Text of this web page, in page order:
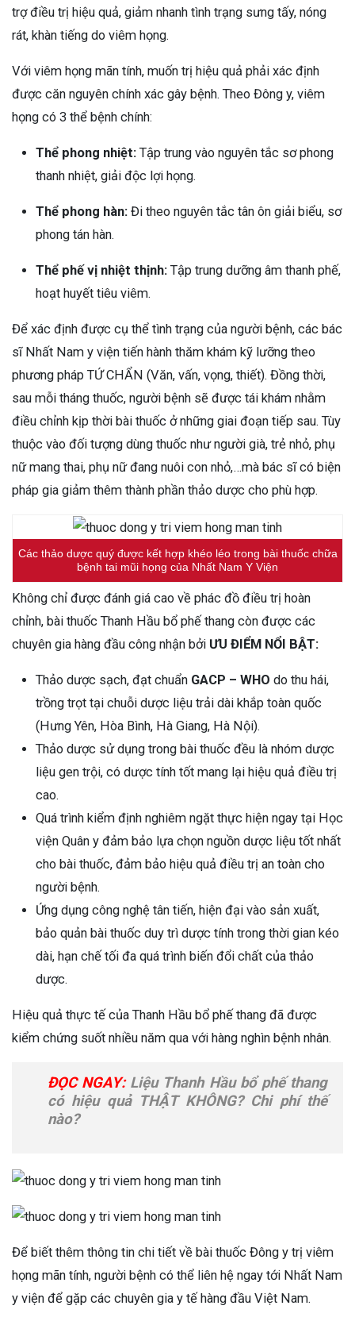
trợ điều trị hiệu quả, giảm nhanh tình trạng sưng tấy, nóng
rát, khàn tiếng do viêm họng.
Với viêm họng mãn tính, muốn trị hiệu quả phải xác định
được căn nguyên chính xác gây bệnh. Theo Đông y, viêm
họng có 3 thể bệnh chính:
Thể phong nhiệt: Tập trung vào nguyên tắc sơ phong
thanh nhiệt, giải độc lợi họng.
Thể phong hàn: Đi theo nguyên tắc tân ôn giải biểu, sơ
phong tán hàn.
Thể phế vị nhiệt thịnh: Tập trung dưỡng âm thanh phế,
hoạt huyết tiêu viêm.
Để xác định được cụ thể tình trạng của người bệnh, các bác
sĩ Nhất Nam y viện tiến hành thăm khám kỹ lưỡng theo
phương pháp TỨ CHẨN (Văn, vấn, vọng, thiết). Đồng thời,
sau mỗi tháng thuốc, người bệnh sẽ được tái khám nhằm
điều chỉnh kịp thời bài thuốc ở những giai đoạn tiếp sau. Tùy
thuộc vào đối tượng dùng thuốc như người già, trẻ nhỏ, phụ
nữ mang thai, phụ nữ đang nuôi con nhỏ,…mà bác sĩ có biện
pháp gia giảm thêm thành phần thảo dược cho phù hợp.
Các thảo dược quý được kết hợp khéo léo trong bài thuốc chữa
bệnh tai mũi họng của Nhất Nam Y Viện
Không chỉ được đánh giá cao về phác đồ điều trị hoàn
chỉnh, bài thuốc Thanh Hầu bổ phế thang còn được các
chuyên gia hàng đầu công nhận bởi ƯU ĐIỂM NỔI BẬT:
Thảo dược sạch, đạt chuẩn GACP – WHO do thu hái,
trồng trọt tại chuỗi dược liệu trải dài khắp toàn quốc
(Hưng Yên, Hòa Bình, Hà Giang, Hà Nội).
Thảo dược sử dụng trong bài thuốc đều là nhóm dược
liệu gen trội, có dược tính tốt mang lại hiệu quả điều trị
cao.
Quá trình kiểm định nghiêm ngặt thực hiện ngay tại Học
viện Quân y đảm bảo lựa chọn nguồn dược liệu tốt nhất
cho bài thuốc, đảm bảo hiệu quả điều trị an toàn cho
người bệnh.
Ứng dụng công nghệ tân tiến, hiện đại vào sản xuất,
bảo quản bài thuốc duy trì dược tính trong thời gian kéo
dài, hạn chế tối đa quá trình biến đổi chất của thảo
dược.
Hiệu quả thực tế của Thanh Hầu bổ phế thang đã được
kiểm chứng suốt nhiều năm qua với hàng nghìn bệnh nhân.
ĐỌC NGAY: Liệu Thanh Hầu bổ phế thang
có hiệu quả THẬT KHÔNG? Chi phí thế
nào?
Để biết thêm thông tin chi tiết về bài thuốc Đông y trị viêm
họng mãn tính, người bệnh có thể liên hệ ngay tới Nhất Nam
y viện để gặp các chuyên gia y tế hàng đầu Việt Nam.